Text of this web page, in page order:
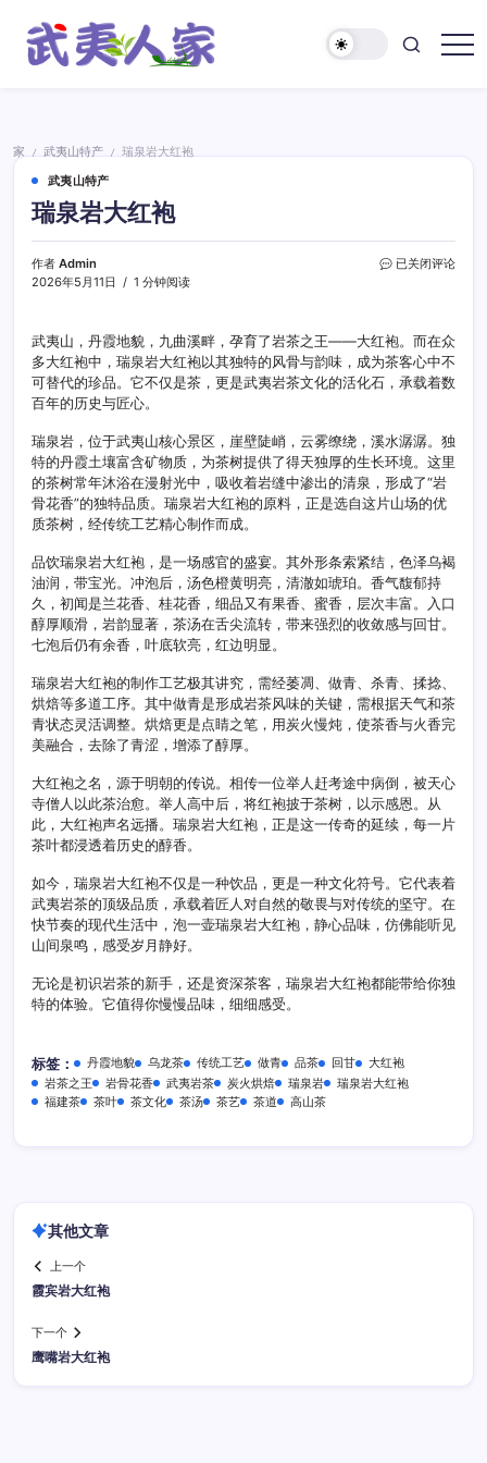
家
家 / 武夷山特产 /
瑞泉岩大红袍
武夷山特产
瑞泉岩大红袍
作者 Admin
2026年5月11日
1 分钟阅读
瑞
红
袍
已关闭评论
武夷山，丹霞地貌，九曲溪畔，孕育了岩茶之王——大红袍。而在众
多大红袍中，瑞泉岩大红袍以其独特的风骨与韵味，成为茶客心中不
可替代的珍品。它不仅是茶，更是武夷岩茶文化的活化石，承载着数
百年的历史与匠心。
瑞泉岩，位于武夷山核心景区，崖壁陡峭，云雾缭绕，溪水潺潺。独
特的丹霞土壤富含矿物质，为茶树提供了得天独厚的生长环境。这里
的茶树常年沐浴在漫射光中，吸收着岩缝中渗出的清泉，形成了“岩
骨花香”的独特品质。瑞泉岩大红袍的原料，正是选自这片山场的优
质茶树，经传统工艺精心制作而成。
品饮瑞泉岩大红袍，是一场感官的盛宴。其外形条索紧结，色泽乌褐
油润，带宝光。冲泡后，汤色橙黄明亮，清澈如琥珀。香气馥郁持
久，初闻是兰花香、桂花香，细品又有果香、蜜香，层次丰富。入口
醇厚顺滑，岩韵显著，茶汤在舌尖流转，带来强烈的收敛感与回甘。
七泡后仍有余香，叶底软亮，红边明显。
瑞泉岩大红袍的制作工艺极其讲究，需经萎凋、做青、杀青、揉捻、
烘焙等多道工序。其中做青是形成岩茶风味的关键，需根据天气和茶
青状态灵活调整。烘焙更是点睛之笔，用炭火慢炖，使茶香与火香完
美融合，去除了青涩，增添了醇厚。
大红袍之名，源于明朝的传说。相传一位举人赶考途中病倒，被天心
寺僧人以此茶治愈。举人高中后，将红袍披于茶树，以示感恩。从
此，大红袍声名远播。瑞泉岩大红袍，正是这一传奇的延续，每一片
茶叶都浸透着历史的醇香。
如今，瑞泉岩大红袍不仅是一种饮品，更是一种文化符号。它代表着
武夷岩茶的顶级品质，承载着匠人对自然的敬畏与对传统的坚守。在
快节奏的现代生活中，泡一壶瑞泉岩大红袍，静心品味，仿佛能听见
山间泉鸣，感受岁月静好。
无论是初识岩茶的新手，还是资深茶客，瑞泉岩大红袍都能带给你独
特的体验。它值得你慢慢品味，细细感受。
标签： 丹霞地貌 乌龙茶 传统工艺 做青 品茶 回甘
大红袍
岩茶之王
岩骨花香 武夷岩茶 炭火烘焙 瑞泉岩
瑞泉岩大红袍
福建茶
茶叶 茶文化 茶汤 茶艺 茶道 高山茶
其他文章
上一个
霞宾岩大红袍
下一个
鹰嘴岩大红袍